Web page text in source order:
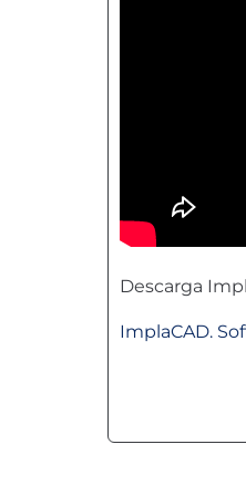
Descarga
ImplaCAD.